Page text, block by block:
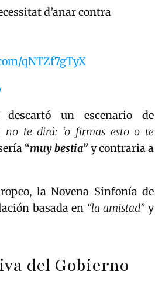
d’anar contra
qNTZf7gTyX
descartó un escenario de
no te dirá: ‘o firmas esto o te
“muy bestia” y contraria a
la Novena Sinfonía de
basada en “la amistad”y
del Gobierno